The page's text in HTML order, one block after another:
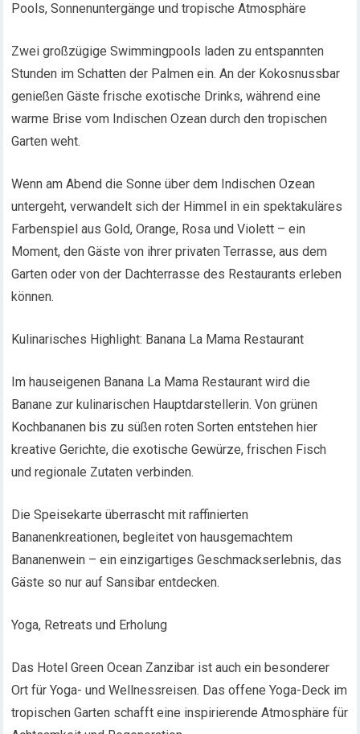
Pools, Sonnenuntergänge und tropische Atmosphäre
Zwei großzügige Swimmingpools laden zu entspannten
Stunden im Schatten der Palmen ein. An der Kokosnussbar
genießen Gäste frische exotische Drinks, während eine
warme Brise vom Indischen Ozean durch den tropischen
Garten weht.
Wenn am Abend die Sonne über dem Indischen Ozean
untergeht, verwandelt sich der Himmel in ein spektakuläres
Farbenspiel aus Gold, Orange, Rosa und Violett – ein
Moment, den Gäste von ihrer privaten Terrasse, aus dem
Garten oder von der Dachterrasse des Restaurants erleben
können.
Kulinarisches Highlight: Banana La Mama Restaurant
Im hauseigenen Banana La Mama Restaurant wird die
Banane zur kulinarischen Hauptdarstellerin. Von grünen
Kochbananen bis zu süßen roten Sorten entstehen hier
kreative Gerichte, die exotische Gewürze, frischen Fisch
und regionale Zutaten verbinden.
Die Speisekarte überrascht mit raffinierten
Bananenkreationen, begleitet von hausgemachtem
Bananenwein – ein einzigartiges Geschmackserlebnis, das
Gäste so nur auf Sansibar entdecken.
Yoga, Retreats und Erholung
Das Hotel Green Ocean Zanzibar ist auch ein besonderer
Ort für Yoga- und Wellnessreisen. Das offene Yoga-Deck im
tropischen Garten schafft eine inspirierende Atmosphäre für